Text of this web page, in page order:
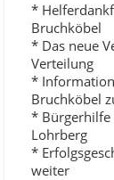
*
Bruchköbel
* Das neue
Verteilung
*
Bruchköbel
* Bürgerhilfe
Lohrberg
*
weiter